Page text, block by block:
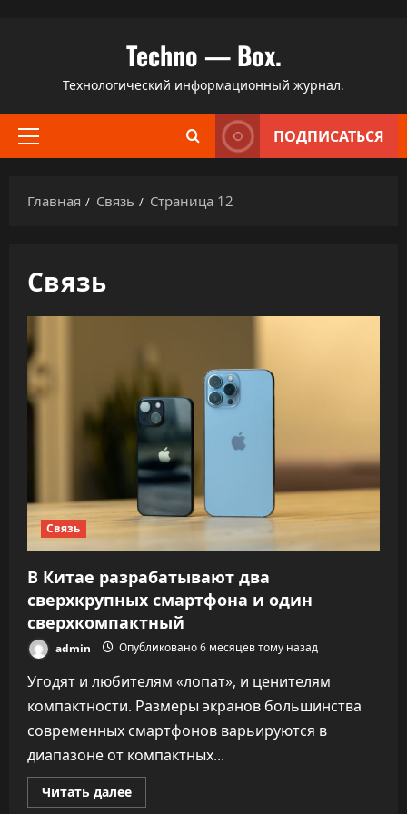
содержимому
Techno — Box.
Технологический информационный журнал.
Основное
ПОДПИСАТЬСЯ
Главная Связь Страница 12
Связь
Связь
В Китае разрабатывают два
сверхкрупных смартфона и один
сверхкомпактный
admin Опубликовано 6 месяцев тому назад
Угодят и любителям «лопат», и ценителям
компактности. Размеры экранов большинства
современных смартфонов варьируются в
диапазоне от компактных...
Читать далееПрочитать
больше